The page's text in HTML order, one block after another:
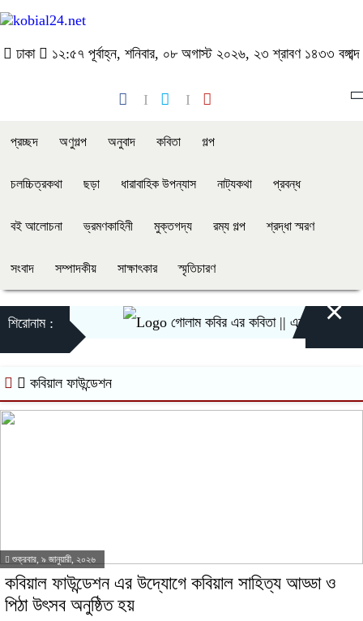
ঢাকা ১২:৫৭ পূর্বাহ্ন, শনিবার, ০৮ অগাস্ট ২০২৬, ২৩ শ্রাবণ ১৪৩৩ বঙ্গাব্দ
প্রচ্ছদ অণুগল্প অনুবাদ কবিতা গল্প
চলচ্চিত্রকথা ছড়া ধারাবাহিক উপন্যাস নাট্যকথা প্রবন্ধ
বই আলোচনা ভ্রমণকাহিনী মুক্তগদ্য রম্য গল্প শ্রদ্ধা স্মরণ
সংবাদ সম্পাদকীয় সাক্ষাৎকার স্মৃতিচারণ
শিরোনাম : গোলাম কবির এর কবিতা || একটা কাঙ্ক্ষিত
×
কবিয়াল ফাউন্ডেশন
শুক্রবার, ৯ জানুয়ারী, ২০২৬
কবিয়াল ফাউন্ডেশন এর উদ্যোগে কবিয়াল সাহিত্য আড্ডা ও
পিঠা উৎসব অনুষ্ঠিত হয়